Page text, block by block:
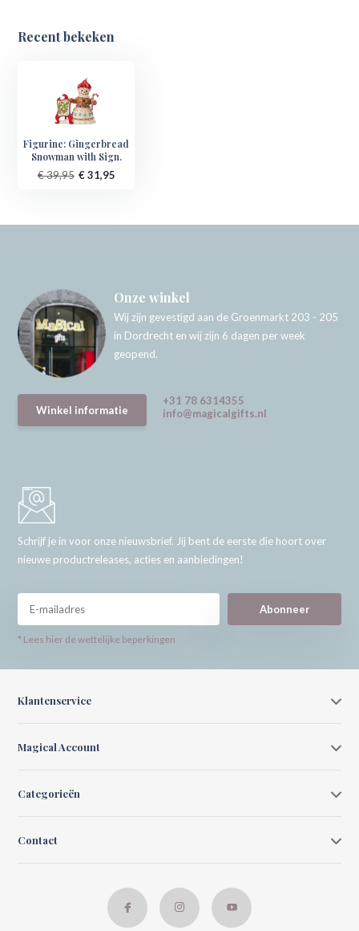
Recent bekeken
Figurine: Gingerbread
Snowman with Sign.
€ 39,95 € 31,95
Onze winkel
Wij zijn gevestigd aan de Groenmarkt 203 - 205
in Dordrecht en wij zijn 6 dagen per week
geopend.
Winkel informatie
+31 78 6314355
info@magicalgifts.nl
Schrijf je in voor onze nieuwsbrief. Jij bent de eerste die hoort over
nieuwe productreleases, acties en aanbiedingen!
Abonneer
* Lees hier de wettelijke beperkingen
Klantenservice
Magical Account
Categorieën
Contact